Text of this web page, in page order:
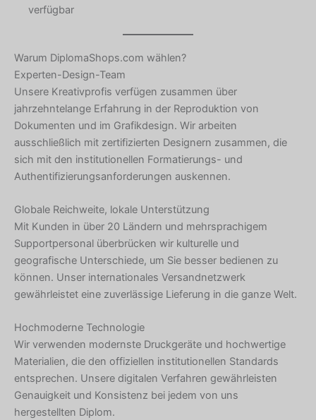
verfügbar
Warum DiplomaShops.com wählen?
Experten-Design-Team
Unsere Kreativprofis verfügen zusammen über
jahrzehntelange Erfahrung in der Reproduktion von
Dokumenten und im Grafikdesign. Wir arbeiten
ausschließlich mit zertifizierten Designern zusammen, die
sich mit den institutionellen Formatierungs- und
Authentifizierungsanforderungen auskennen.
Globale Reichweite, lokale Unterstützung
Mit Kunden in über 20 Ländern und mehrsprachigem
Supportpersonal überbrücken wir kulturelle und
geografische Unterschiede, um Sie besser bedienen zu
können. Unser internationales Versandnetzwerk
gewährleistet eine zuverlässige Lieferung in die ganze Welt.
Hochmoderne Technologie
Wir verwenden modernste Druckgeräte und hochwertige
Materialien, die den offiziellen institutionellen Standards
entsprechen. Unsere digitalen Verfahren gewährleisten
Genauigkeit und Konsistenz bei jedem von uns
hergestellten Diplom.